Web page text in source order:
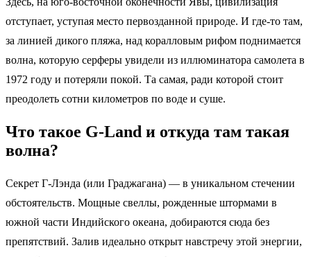
отступает, уступая место первозданной природе. И где-то там,
за линией дикого пляжа, над коралловым рифом поднимается
волна, которую серферы увидели из иллюминатора самолета в
1972 году и потеряли покой. Та самая, ради которой стоит
преодолеть сотни километров по воде и суше.
Что такое G-Land и откуда там такая
волна?
Секрет Г-Лэнда (или Граджагана) — в уникальном стечении
обстоятельств. Мощные свеллы, рожденные штормами в
южной части Индийского океана, добираются сюда без
препятствий. Залив идеально открыт навстречу этой энергии,